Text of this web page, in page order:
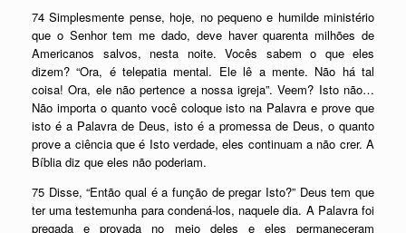
74 Simplesmente pense, hoje, no pequeno e humilde ministério
que o Senhor tem me dado, deve haver quarenta milhões de
Americanos salvos, nesta noite. Vocês sabem o que eles
dizem? “Ora, é telepatia mental. Ele lê a mente. Não há tal
coisa! Ora, ele não pertence a nossa igreja”. Veem? Isto não…
Não importa o quanto você coloque isto na Palavra e prove que
isto é a Palavra de Deus, isto é a promessa de Deus, o quanto
prove a ciência que é Isto verdade, eles continuam a não crer. A
Bíblia diz que eles não poderiam.
75 Disse, “Então qual é a função de pregar Isto?” Deus tem que
ter uma testemunha para condená-los, naquele dia. A Palavra foi
pregada e provada no meio deles e eles permaneceram